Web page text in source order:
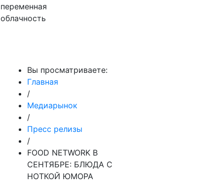
переменная
облачность
Вы просматриваете:
Главная
/
Медиарынок
/
Пресс релизы
/
FOOD NETWORK В
СЕНТЯБРЕ: БЛЮДА С
НОТКОЙ ЮМОРА